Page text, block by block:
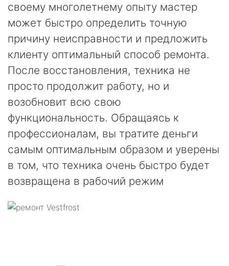
своему многолетнему опыту мастер
может быстро определить точную
причину неисправности и предложить
клиенту оптимальный способ ремонта.
После восстановления, техника не
просто продолжит работу, но и
возобновит всю свою
функциональность. Обращаясь к
профессионалам, вы тратите деньги
самым оптимальным образом и уверены
в том, что техника очень быстро будет
возвращена в рабочий режим